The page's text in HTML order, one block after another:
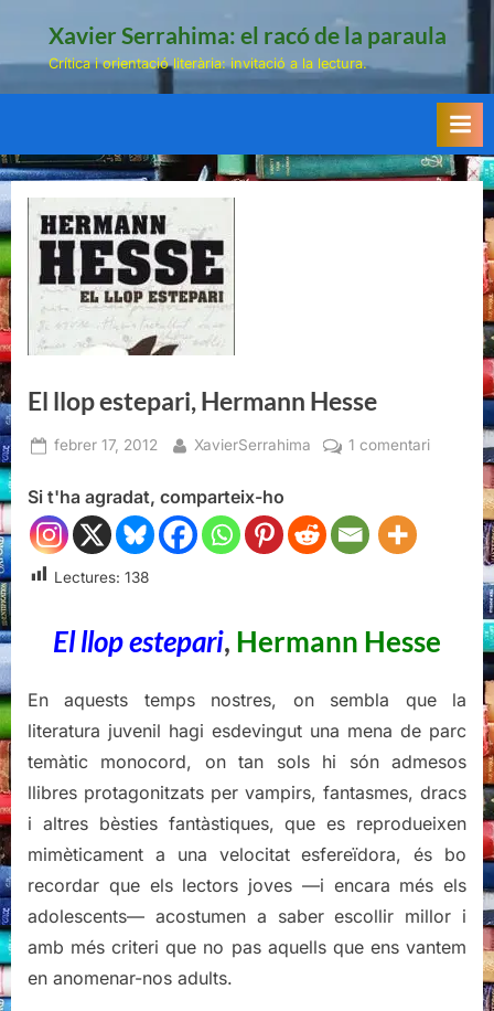
Xavier Serrahima: el racó de la paraula
Crítica i orientació literària: invitació a la lectura.
El llop estepari, Hermann Hesse
Posted
febrer 17, 2012 By
XavierSerrahima 1 comentaria
estepari,
Hermann
Si t'ha agradat, comparteix-ho
Lectures: 138
El llop estepari, Hermann Hesse
En aquests temps nostres, on sembla que la
literatura juvenil hagi esdevingut una mena de parc
temàtic monocord, on tan sols hi són admesos
llibres protagonitzats per vampirs, fantasmes, dracs
i altres bèsties fantàstiques, que es reprodueixen
mimèticament a una velocitat esfereïdora, és bo
recordar que els lectors joves —i encara més els
adolescents— acostumen a saber escollir millor i
amb més criteri que no pas aquells que ens vantem
en anomenar-nos adults.